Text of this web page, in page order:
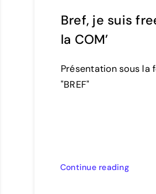
Bref, je suis
la COM’
Présentation sous la
"BREF"
Continue reading